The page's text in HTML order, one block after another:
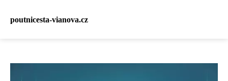
poutnicesta-vianova.cz